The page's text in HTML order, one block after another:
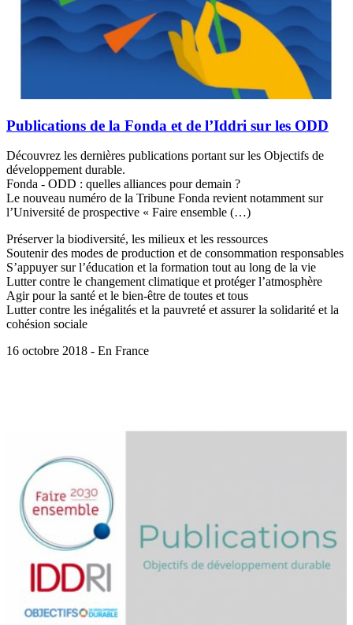
Publications de la Fonda et de l’Iddri sur les ODD
Découvrez les dernières publications portant sur les Objectifs de
développement durable.
Fonda - ODD : quelles alliances pour demain ?
Le nouveau numéro de la Tribune Fonda revient notamment sur
l’Université de prospective « Faire ensemble (…)
Préserver la biodiversité, les milieux et les ressources
Soutenir des modes de production et de consommation responsables
S’appuyer sur l’éducation et la formation tout au long de la vie
Lutter contre le changement climatique et protéger l’atmosphère
Agir pour la santé et le bien-être de toutes et tous
Lutter contre les inégalités et la pauvreté et assurer la solidarité et la
cohésion sociale
16 octobre 2018 - En France